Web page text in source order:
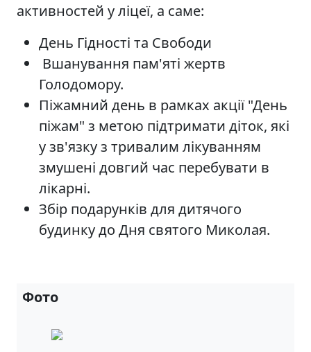
активностей у ліцеї, а саме:
День Гідності та Свободи
Вшанування пам'яті жертв
Голодомору.
Піжамний день в рамках акції "День
піжам" з метою підтримати діток, які
у зв'язку з тривалим лікуванням
змушені довгий час перебувати в
лікарні.
Збір подарунків для дитячого
будинку до Дня святого Миколая.
Фото